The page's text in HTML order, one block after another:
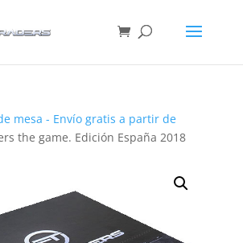
mesa - Envío gratis a partir de
the game. Edición España 2018